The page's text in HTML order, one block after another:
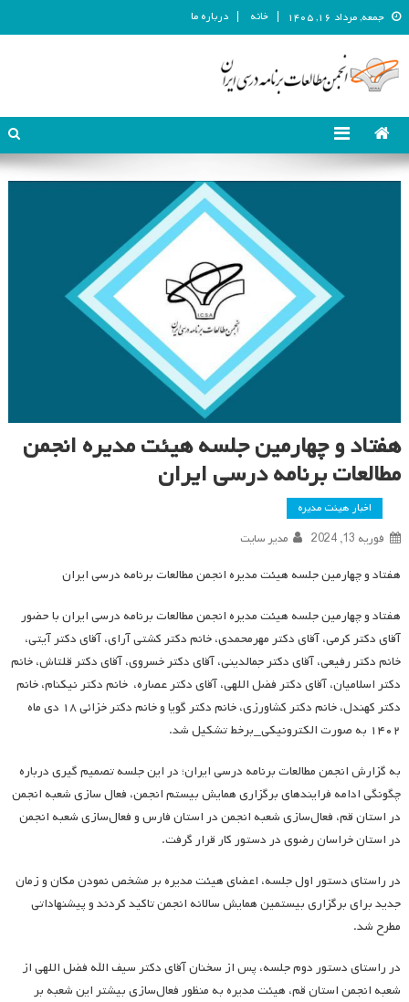
جمعه, مرداد ۱۶, ۱۴۰۵ خانه درباره ما
انجمن مطالعات برنامه درسی ایران
هفتاد و چهارمین جلسه هیئت مدیره انجمن
مطالعات برنامه درسی ایران
اخبار هیئت مدیره
فوریه 13, 2024 مدیر سایت
هفتاد و چهارمین جلسه هیئت مدیره انجمن مطالعات برنامه درسی ایران
هفتاد و چهارمین جلسه هیئت مدیره انجمن مطالعات برنامه درسی ایران با حضور
آقای دکتر کرمی، آقای دکتر مهرمحمدی، خانم دکتر کشتی آرای، آقای دکتر آیتی،
خانم دکتر رفیعی، آقای دکتر جمالدینی، آقای دکتر خسروی، آقای دکتر قلتاش، خانم
دکتر اسلامیان، آقای دکتر فضل اللهی، آقای دکتر عصاره، خانم دکتر نیکنام، خانم
دکتر کهندل، خانم دکتر کشاورزی، خانم دکتر گویا و خانم دکتر خزائی ۱۸ دی ماه
۱۴۰۲ به صورت الکترونیکی_برخط تشکیل شد.
به گزارش انجمن مطالعات برنامه درسی ایران؛ در این جلسه تصمیم گیری درباره
چگونگی ادامه فرایندهای برگزاری همایش بیستم انجمن، فعال سازی شعبه انجمن
در استان قم، فعال‌سازی شعبه انجمن در استان فارس و فعال‌سازی شعبه انجمن
در استان خراسان رضوی در دستور کار قرار گرفت.
در راستای دستور اول جلسه، اعضای هیئت مدیره بر مشخص نمودن مکان و زمان
جدید برای برگزاری بیستمین همایش سالانه انجمن تاکید کردند و پیشنهاداتی
مطرح شد.
در راستای دستور دوم جلسه، پس از سخنان آقای دکتر سیف الله فضل اللهی از
شعبه انجمن استان قم، هیئت مدیره به منظور فعال‌سازی بیشتر این شعبه بر